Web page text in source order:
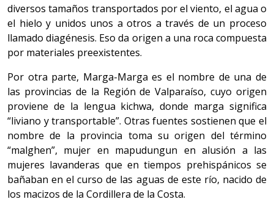
diversos tamaños transportados por el viento, el agua o
el hielo y unidos unos a otros a través de un proceso
llamado diagénesis. Eso da origen a una roca compuesta
por materiales preexistentes.
Por otra parte, Marga-Marga es el nombre de una de
las provincias de la Región de Valparaíso, cuyo origen
proviene de la lengua kichwa, donde marga significa
“liviano y transportable”. Otras fuentes sostienen que el
nombre de la provincia toma su origen del término
“malghen”, mujer en mapudungun en alusión a las
mujeres lavanderas que en tiempos prehispánicos se
bañaban en el curso de las aguas de este río, nacido de
los macizos de la Cordillera de la Costa.